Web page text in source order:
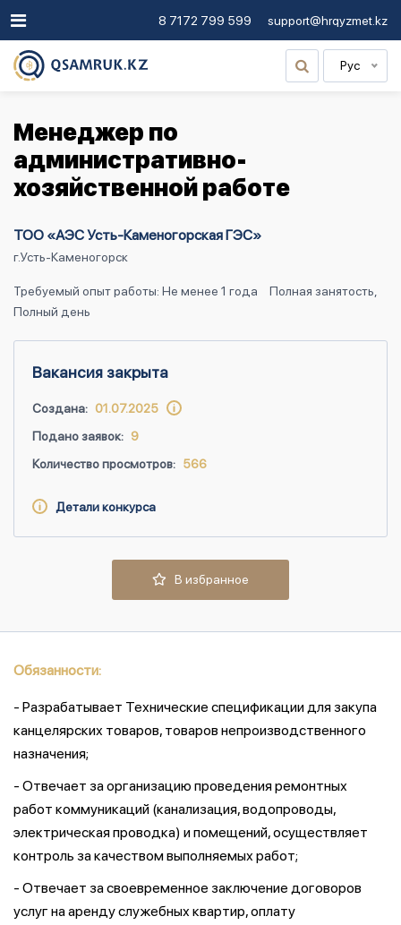
8 7172 799 599 support@hrqyzmet.kz
Рус
Менеджер по
административно-
хозяйственной работе
ТОО «АЭС Усть-Каменогорская ГЭС»
г.Усть-Каменогорск
Требуемый опыт работы: Не менее 1 года
Полная занятость,
Полный день
Вакансия закрыта
Создана: 01.07.2025
Подано заявок: 9
Количество просмотров: 566
Детали конкурса
В избранное
Обязанности:
- Разрабатывает Технические спецификации для закупа
канцелярских товаров, товаров непроизводственного
назначения;
- Отвечает за организацию проведения ремонтных
работ коммуникаций (канализация, водопроводы,
электрическая проводка) и помещений, осуществляет
контроль за качеством выполняемых работ;
- Отвечает за своевременное заключение договоров
услуг на аренду служебных квартир, оплату